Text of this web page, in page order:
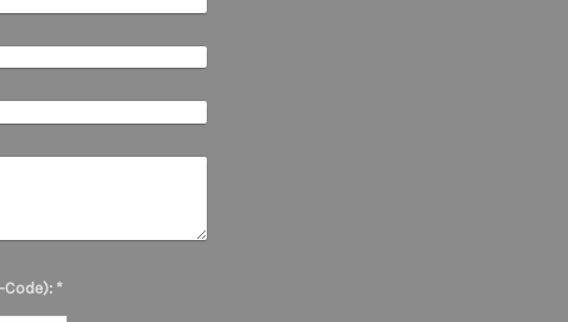
Captcha (Spam-Schutz-Code): *